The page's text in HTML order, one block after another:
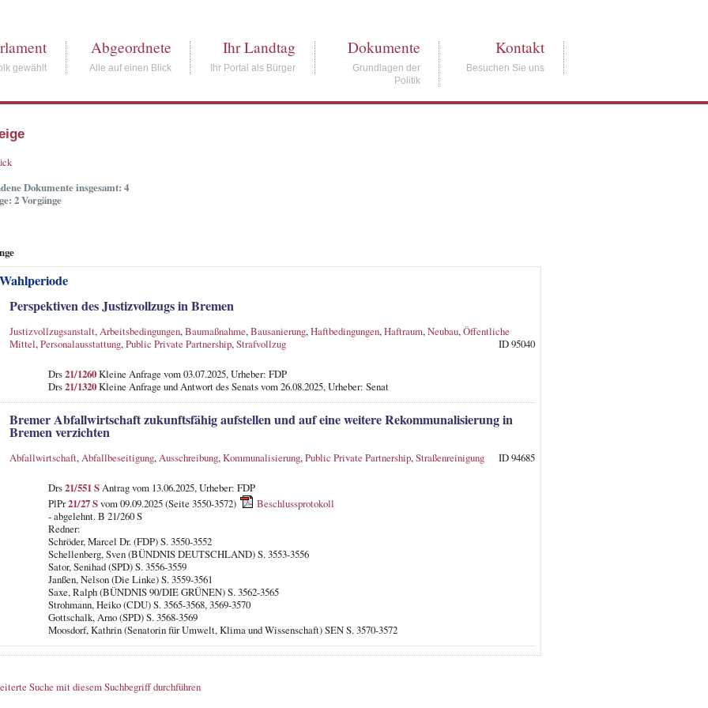
gewählt
Abgeordnete
Alle auf einen Blick
Ihr Landtag
Ihr Portal als Bürger
Dokumente
Grundlagen der
Politik
Kontakt
Besuchen Sie uns
Dokumente insgesamt: 4
2 Vorgänge
Perspektiven des Justizvollzugs in Bremen
Justizvollzugsanstalt,Arbeitsbedingungen,Baumaßnahme,Bausanierung,Haftbedingungen,Haftraum,Neubau,Öffentliche
Mittel,Personalausstattung,Public Private Partnership,Strafvollzug ID 95040
Drs21/1260Kleine Anfrage vom 03.07.2025, Urheber: FDP
Drs21/1320Kleine Anfrage und Antwort des Senats vom 26.08.2025, Urheber: Senat
Bremer Abfallwirtschaft zukunftsfähig aufstellen und auf eine weitere Rekommunalisierung in
Bremen verzichten
Abfallwirtschaft,Abfallbeseitigung,Ausschreibung,Kommunalisierung,Public Private Partnership,Straßenreinigung ID 94685
Drs21/551 SAntrag vom 13.06.2025, Urheber: FDP
PlPr21/27 Svom 09.09.2025 (Seite 3550-3572)
Beschlussprotokoll
- abgelehnt. B 21/260 S
Redner:
Schröder, Marcel Dr. (FDP) S. 3550-3552
Schellenberg, Sven (BÜNDNIS DEUTSCHLAND) S. 3553-3556
Sator, Senihad (SPD) S. 3556-3559
Janßen, Nelson (Die Linke) S. 3559-3561
Saxe, Ralph (BÜNDNIS 90/DIE GRÜNEN) S. 3562-3565
Strohmann, Heiko (CDU) S. 3565-3568, 3569-3570
Gottschalk, Arno (SPD) S. 3568-3569
Moosdorf, Kathrin (Senatorin für Umwelt, Klima und Wissenschaft) SEN S. 3570-3572
Suche mit diesem Suchbegriff durchführen